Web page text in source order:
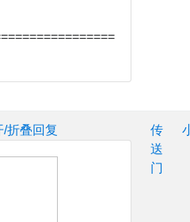
/折叠回复
传
送
门